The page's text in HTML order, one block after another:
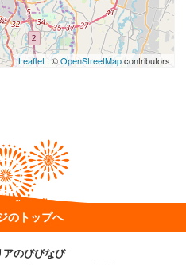
Leaflet| ©OpenStreetMapcontributors
のトップへ
アのびびなび